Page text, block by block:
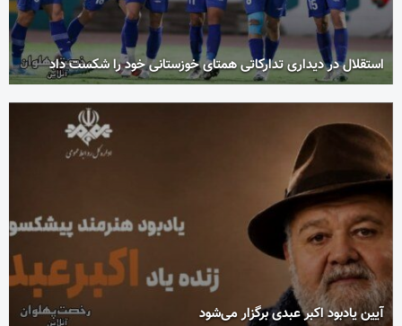
استقلال در دیداری تدارکاتی همتای خوزستانی خود را شکست داد
آیین یادبود اکبر عبدی برگزار می‌شود